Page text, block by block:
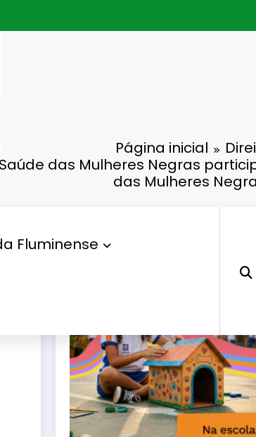
Fluminense
Página inicial
das Mulheres Negras
das Mulheres